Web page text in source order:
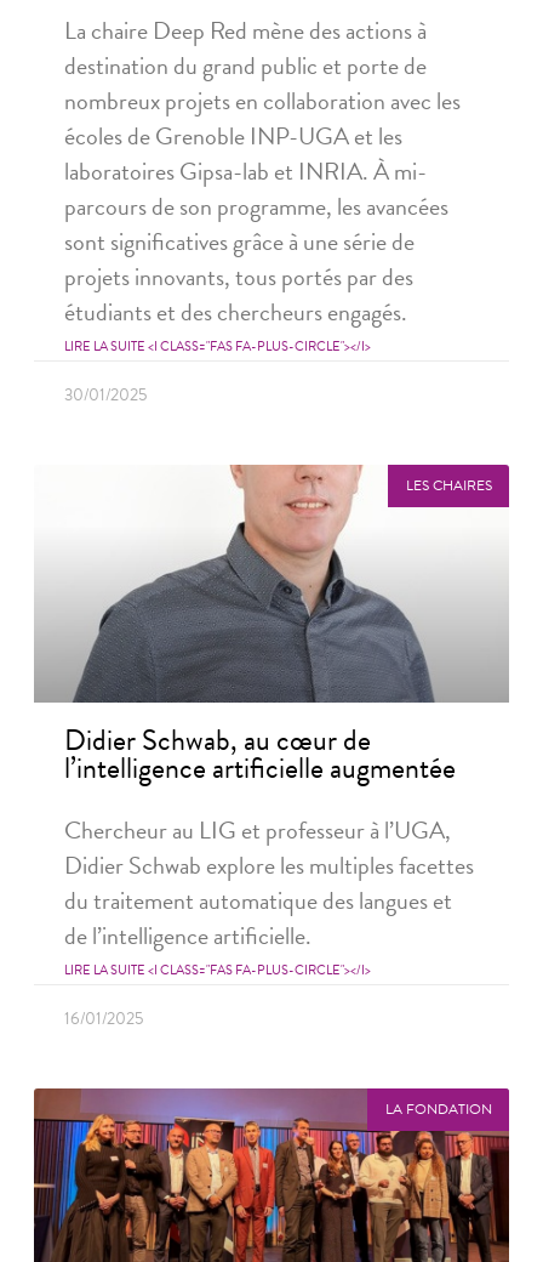
La chaire Deep Red mène des actions à
destination du grand public et porte de
nombreux projets en collaboration avec les
écoles de Grenoble INP-UGA et les
laboratoires Gipsa-lab et INRIA. À mi-
parcours de son programme, les avancées
sont significatives grâce à une série de
projets innovants, tous portés par des
étudiants et des chercheurs engagés.
LIRE LA SUITE <I CLASS="FAS FA-PLUS-CIRCLE"></I>
30/01/2025
LES CHAIRES
Didier Schwab, au cœur de
l’intelligence artificielle augmentée
Chercheur au LIG et professeur à l’UGA,
Didier Schwab explore les multiples facettes
du traitement automatique des langues et
de l’intelligence artificielle.
LIRE LA SUITE <I CLASS="FAS FA-PLUS-CIRCLE"></I>
16/01/2025
LA FONDATION